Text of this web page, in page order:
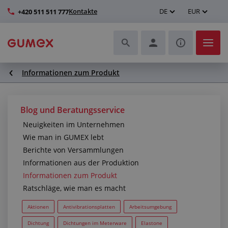
+420 511 511 777Kontakte DE EUR
Schläuche und deren Komplettierung
Technische Kunststoffe
Transportbänder und Montage
Weitere Gummi- und Kunststoffprodukte
Informationen zum Produkt
Blog und Beratungsservice
Neuigkeiten im Unternehmen
Wie man in GUMEX lebt
Berichte von Versammlungen
Informationen aus der Produktion
Informationen zum Produkt
Ratschläge, wie man es macht
Aktionen Antivibrationsplatten Arbeitsumgebung
Dichtung Dichtungen im Meterware Elastone